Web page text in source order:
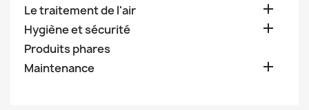
Le traitement de l'air 
Hygiène et sécurité 
Produits phares
Maintenance
